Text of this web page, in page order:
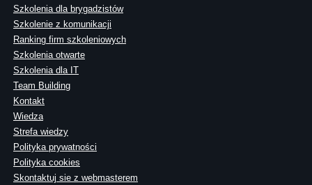
Szkolenia dla brygadzistów
Szkolenie z komunikacji
Ranking firm szkoleniowych
Szkolenia otwarte
Szkolenia dla IT
Team Building
Kontakt
Wiedza
Strefa wiedzy
Polityka prywatności
Polityka cookies
Skontaktuj sie z webmasterem